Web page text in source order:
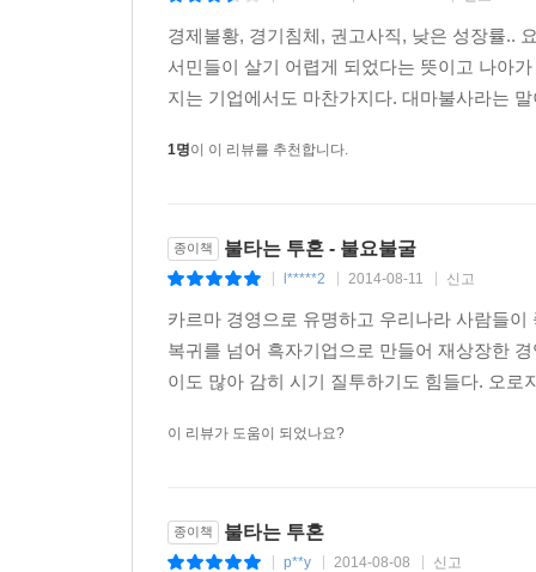
경영자는 여러 국면에서 항상 판단을 요구받는
기업의 운명조차 결정된다. 그렇다면 마음속에
흔들림이 없어야 한다. 이나모리 가즈오는 ‘인간
경영에 임하되 ‘세상을 위해, 사람을 위해’라는 고
잘못된 동기로 그 투혼을 불러일으켜 탐욕으로
그는 경영자로서 ‘전 직원의 물심양면의 행복’
대의명분을 잃지 않았다. 단기적인 수익이 아니
사업을 지속할 수 있었고, 국민들에게 저렴한
국가 경제에 미칠 악영향을 염려하고, 국민들의
이나모리 가즈오는 이 책을 통해 무슨 일이 있어
떠오르고 있는 ‘근본’을 향한 그의 메시지는 침
이나모리 가즈오의 12가지 경영 원칙
경제불황, 경기침체, 권고사직, 낮은 성장률..
서민들이 살기 어렵게 되었다는 뜻이고 나아
지는 기업에서도 마찬가지다. 대마불사라는
1명이 이 리뷰를 추천합니다.
종이책 불타는 투혼 - 불요불굴
l*****2 2014-08-11 신고
카르마 경영으로 유명하고 우리나라 사람들
복귀를 넘어 흑자기업으로 만들어 재상장한
이도 많아 감히 시기 질투하기도 힘들다. 오
이 리뷰가 도움이 되었나요?
종이책 불타는 투혼
p**y 2014-08-08 신고